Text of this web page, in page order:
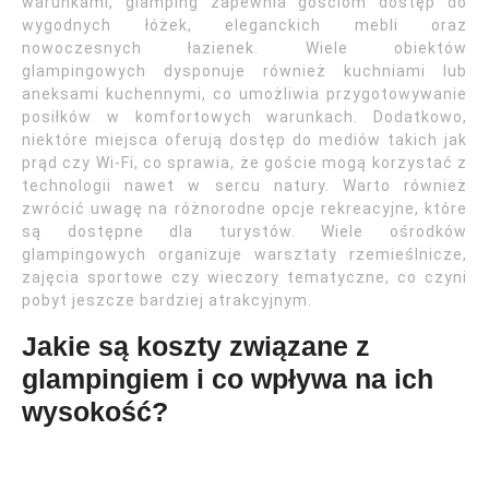
wygodnych łóżek, eleganckich mebli oraz
nowoczesnych łazienek. Wiele obiektów
glampingowych dysponuje również kuchniami lub
aneksami kuchennymi, co umożliwia przygotowywanie
posiłków w komfortowych warunkach. Dodatkowo,
niektóre miejsca oferują dostęp do mediów takich jak
prąd czy Wi-Fi, co sprawia, że goście mogą korzystać z
technologii nawet w sercu natury. Warto również
zwrócić uwagę na różnorodne opcje rekreacyjne, które
są dostępne dla turystów. Wiele ośrodków
glampingowych organizuje warsztaty rzemieślnicze,
zajęcia sportowe czy wieczory tematyczne, co czyni
pobyt jeszcze bardziej atrakcyjnym.
Jakie są koszty związane z
glampingiem i co wpływa na ich
wysokość?